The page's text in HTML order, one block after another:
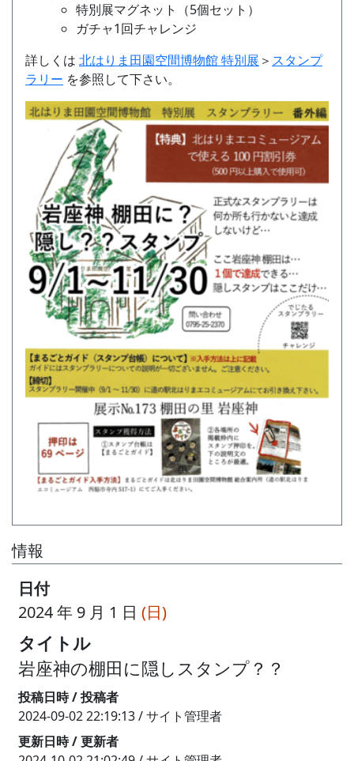
特別展マグネット（5個セット）
ガチャ1回チャレンジ
詳しくは 北はりま田園空間博物館 特別展 ＞ スタンプ
ラリー を参照して下さい。
情報
日付
2024 年 9 月 1 日 (日)
タイトル
岩座神の棚田に隠しスタンプ？？
投稿日時 / 投稿者
2024-09-02 22:19:13 / サイト管理者
更新日時 / 更新者